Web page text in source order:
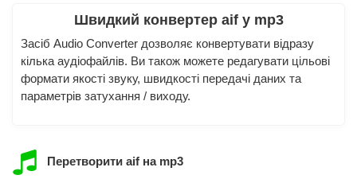
Швидкий конвертер aif у mp3
Засіб Audio Converter дозволяє конвертувати відразу
кілька аудіофайлів. Ви також можете редагувати цільові
формати якості звуку, швидкості передачі даних та
параметрів затухання / виходу.
Перетворити aif на mp3